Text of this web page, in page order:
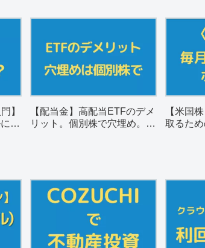
】
解
【配当金】高配当ETFのデメ
リット。個別株で穴埋め。銘
【米国
取るた